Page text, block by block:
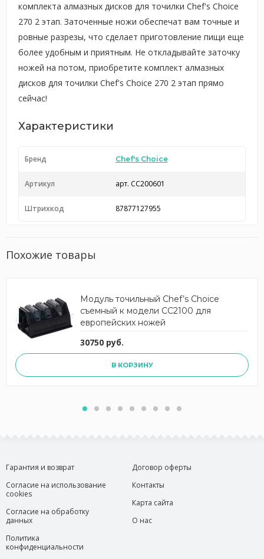
комплекта алмазных дисков для точилки Chef's Choice
270 2 этап. Заточенные ножи обеспечат вам точные и
ровные разрезы, что сделает приготовление пищи еще
более удобным и приятным. Не откладывайте заточку
ножей на потом, приобретите комплект алмазных
дисков для точилки Chef's Choice 270 2 этап прямо
сейчас!
Характеристики
Бренд Chef's Choice
Артикул арт. CC200601
Штрихкод 87877127955
Похожие товары
Модуль точильный Chef’s Choice
съемный к модели CC2100 для
европейских ножей
30750 руб.
В КОРЗИНУ
Гарантия и возврат
Согласие на использование
cookies
Согласие на обработку
данных
Политика
конфиденциальности
Договор оферты
Контакты
Карта сайта
О нас